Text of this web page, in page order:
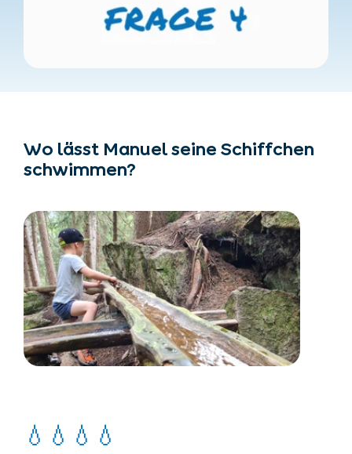
Wo lässt Manuel seine Schiffchen
schwimmen?
💧💧💧💧